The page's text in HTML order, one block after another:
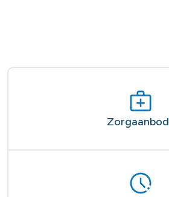
Zorgaanbod